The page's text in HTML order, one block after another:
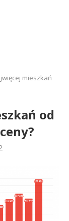
mieszkań
od